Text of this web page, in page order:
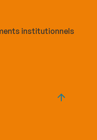
institutionnels